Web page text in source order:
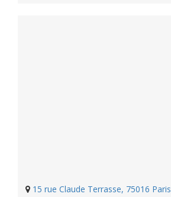
15 rue Claude Terrasse, 75016 Paris